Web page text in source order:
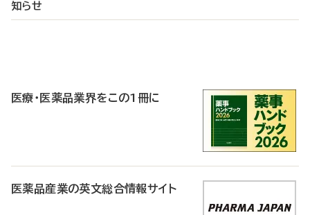
知らせ
医療・医薬品業界をこの1冊に
医薬品産業の英文総合情報サイト